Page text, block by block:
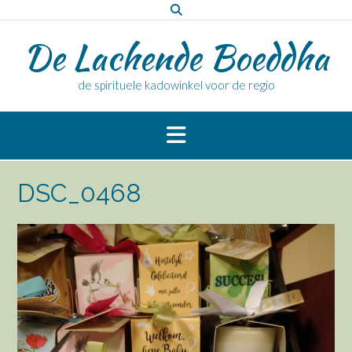
naar
inhoudDe Lachende Boeddha
de spirituele kadowinkel voor de regio
DSC_0468